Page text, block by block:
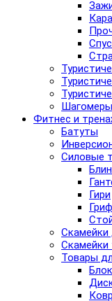
Фитнес и
Батуты
Силовые
Гири
Скамейки
Скамейки
Товары